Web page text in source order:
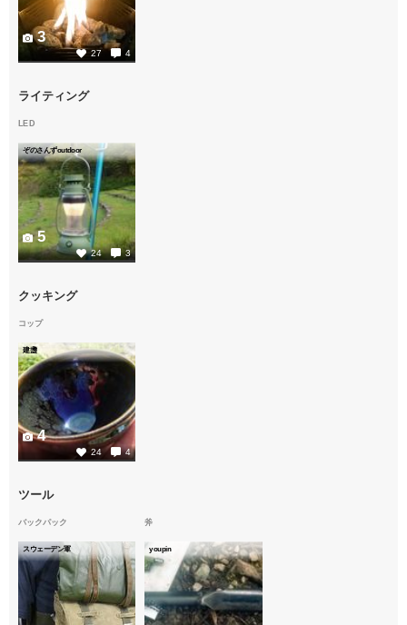
27 4
3
ライティング
LED
ぞのさんずoutdoor
24 3
5
クッキング
コップ
建盞
24 4
4
ツール
バックパック
スウェーデン軍
斧
youpin